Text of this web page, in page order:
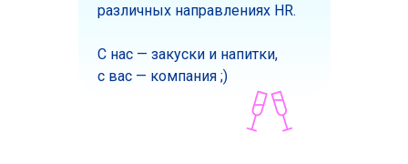
различных направлениях HR.
С нас — закуски и напитки,
с вас — компания ;)